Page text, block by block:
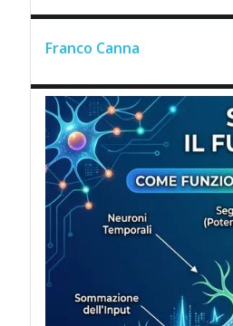
Franco Canna